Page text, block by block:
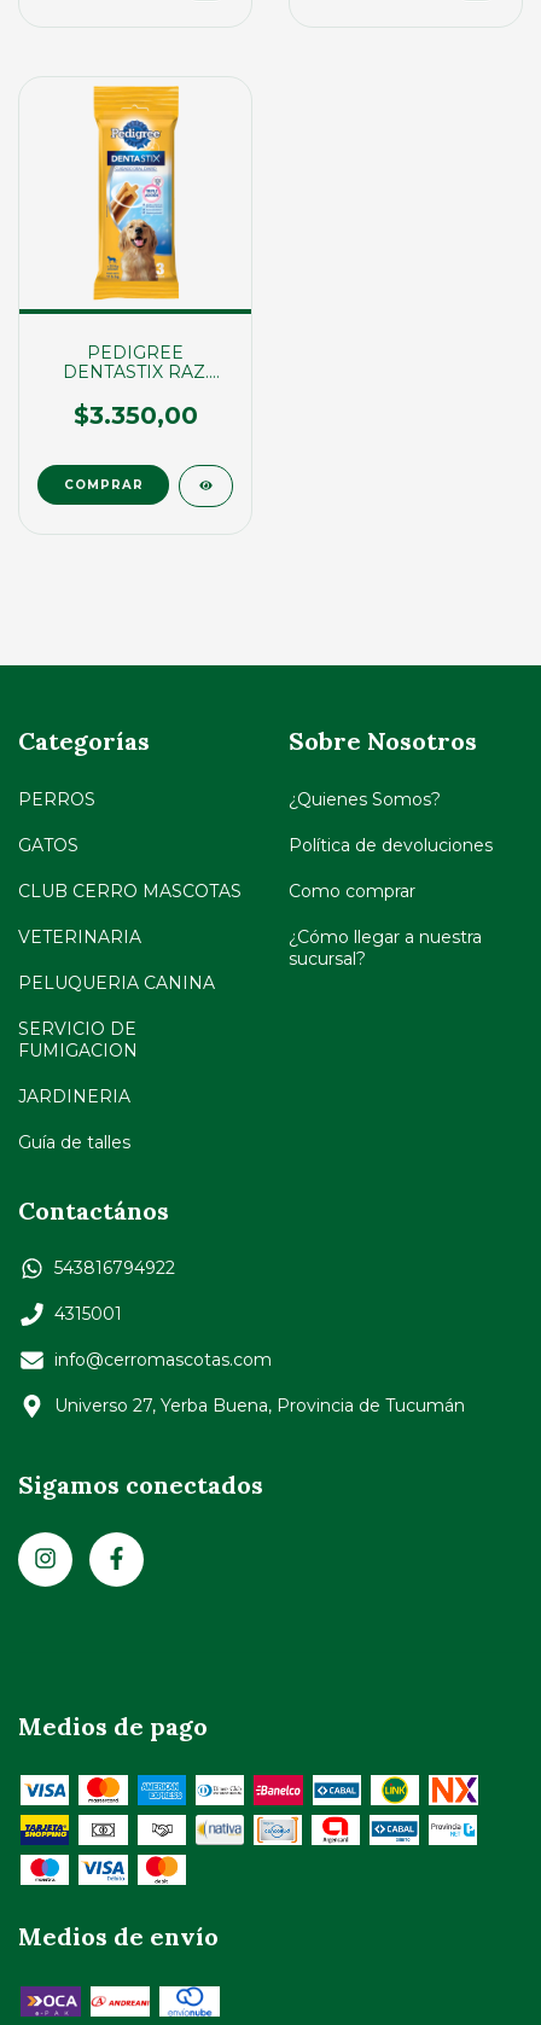
PEDIGREE
DENTASTIX RAZ.
(00836)
$3.350,00
Categorías
PERROS
GATOS
CLUB CERRO MASCOTAS
VETERINARIA
PELUQUERIA CANINA
SERVICIO DE
FUMIGACION
JARDINERIA
Guía de talles
Sobre Nosotros
¿Quienes Somos?
Política de devoluciones
Como comprar
¿Cómo llegar a nuestra
sucursal?
Contactános
543816794922
4315001
info@cerromascotas.com
Universo 27, Yerba Buena, Provincia de Tucumán
Sigamos conectados
Medios de pago
Medios de envío